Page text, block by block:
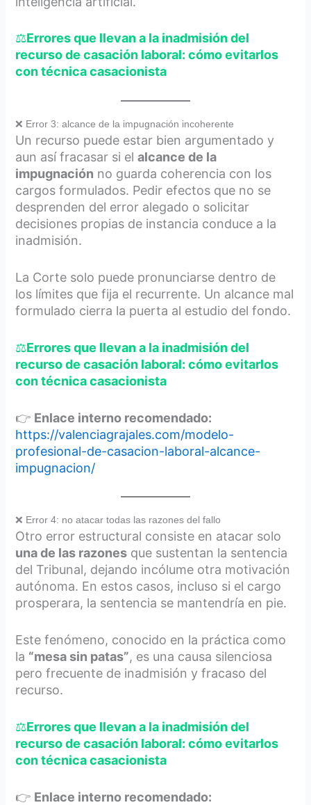
⚖️Errores que llevan a la inadmisión del
recurso de casación laboral: cómo evitarlos
con técnica casacionista
❌ Error 3: alcance de la impugnación incoherente
Un recurso puede estar bien argumentado y
aun así fracasar si elalcance de la
impugnación no guarda coherencia con los
cargos formulados. Pedir efectos que no se
desprenden del error alegado o solicitar
decisiones propias de instancia conduce a la
inadmisión.
La Corte solo puede pronunciarse dentro de
los límites que fija el recurrente. Un alcance mal
formulado cierra la puerta al estudio del fondo.
⚖️Errores que llevan a la inadmisión del
recurso de casación laboral: cómo evitarlos
con técnica casacionista
👉 Enlace interno recomendado:
https://valenciagrajales.com/modelo-
profesional-de-casacion-laboral-alcance-
impugnacion/
❌ Error 4: no atacar todas las razones del fallo
Otro error estructural consiste en atacar solo
una de las razones que sustentan la sentencia
del Tribunal, dejando incólume otra motivación
autónoma. En estos casos, incluso si el cargo
prosperara, la sentencia se mantendría en pie.
Este fenómeno, conocido en la práctica como
la “mesa sin patas”, es una causa silenciosa
pero frecuente de inadmisión y fracaso del
recurso.
⚖️Errores que llevan a la inadmisión del
recurso de casación laboral: cómo evitarlos
con técnica casacionista
👉 Enlace interno recomendado: